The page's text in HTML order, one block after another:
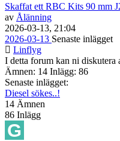
Skaffat ett RBC Kits 90 mm
av Ålänning
2026-03-13, 21:04
2026-03-13 Senaste inlägget
Linflyg
I detta forum kan ni
Ämnen: 14 Inlägg: 86
Senaste inlägget:
Diesel sökes..!
14 Ämnen
86 Inlägg